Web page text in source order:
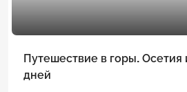
Путешествие в горы. Осетия
дней